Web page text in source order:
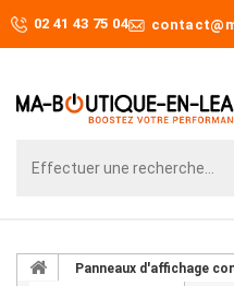
02 41 43 75 04
Panneaux d'affichage